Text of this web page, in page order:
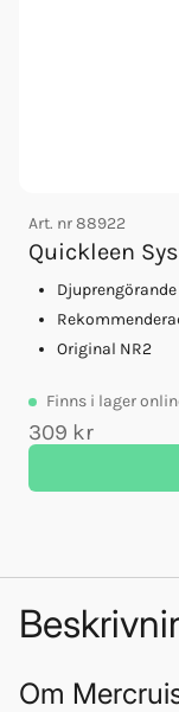
Art. nr88922
Quickleen
Djuprengörande
Original NR2
Finns i lager
309 kr
Om